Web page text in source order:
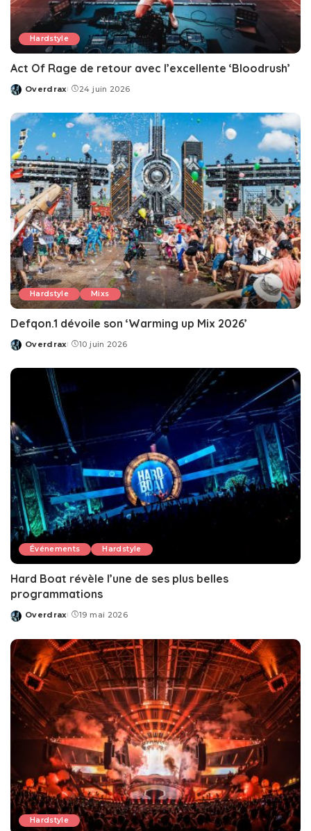
Hardstyle
Act Of Rage de retour avec l’excellente ‘Bloodrush’
Posted
Overdrax 24 juin 2026
Hardstyle Mixs
Defqon.1 dévoile son ‘Warming up Mix 2026’
Posted
Overdrax 10 juin 2026
Événements Hardstyle
Hard Boat révèle l’une de ses plus belles
programmations
Posted
Overdrax 19 mai 2026
Hardstyle